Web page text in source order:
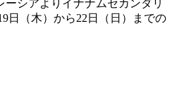
ーシアよりイナナムセカンダリ
日（木）から22日（日）までの